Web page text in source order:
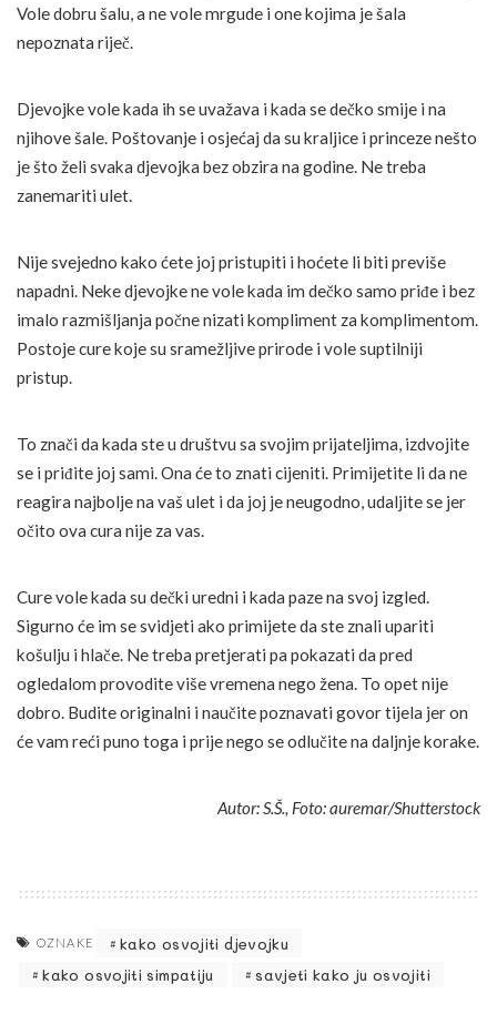
Vole dobru šalu, a ne vole mrgude i one kojima je šala
nepoznata riječ.
Djevojke vole kada ih se uvažava i kada se dečko smije i na
njihove šale. Poštovanje i osjećaj da su kraljice i princeze nešto
je što želi svaka djevojka bez obzira na godine. Ne treba
zanemariti ulet.
Nije svejedno kako ćete joj pristupiti i hoćete li biti previše
napadni. Neke djevojke ne vole kada im dečko samo priđe i bez
imalo razmišljanja počne nizati kompliment za komplimentom.
Postoje cure koje su sramežljive prirode i vole suptilniji
pristup.
To znači da kada ste u društvu sa svojim prijateljima, izdvojite
se i priđite joj sami. Ona će to znati cijeniti. Primijetite li da ne
reagira najbolje na vaš ulet i da joj je neugodno, udaljite se jer
očito ova cura nije za vas.
Cure vole kada su dečki uredni i kada paze na svoj izgled.
Sigurno će im se svidjeti ako primijete da ste znali upariti
košulju i hlače. Ne treba pretjerati pa pokazati da pred
ogledalom provodite više vremena nego žena. To opet nije
dobro. Budite originalni i naučite poznavati govor tijela jer on
će vam reći puno toga i prije nego se odlučite na daljnje korake.
Autor: S.Š., Foto: auremar/Shutterstock
OZNAKE
kako osvojiti djevojku
kako osvojiti simpatiju
savjeti kako ju osvojiti